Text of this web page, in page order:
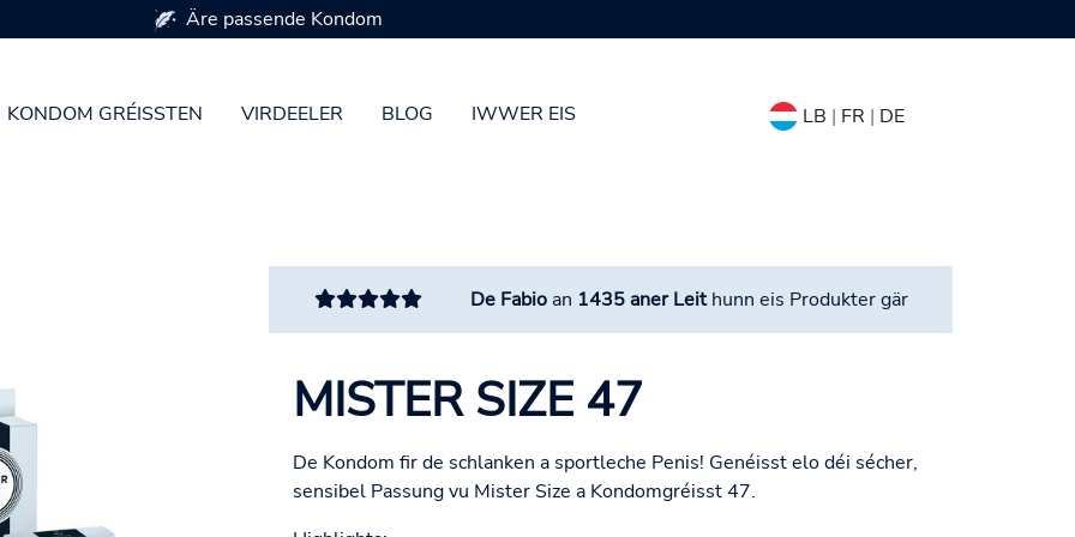
KONDOM GRÉISSTEN VIRDEELER BLOG IWWER EIS LB | FR | DE
Äre passende Kondom
De Fabioan 1435 aner Leithunn eis Produkter gär
MISTER SIZE 47
De Kondom fir de schlanken a sportleche Penis! Genéisst elo déi sécher,
sensibel Passung vu Mister Size a Kondomgréisst 47.